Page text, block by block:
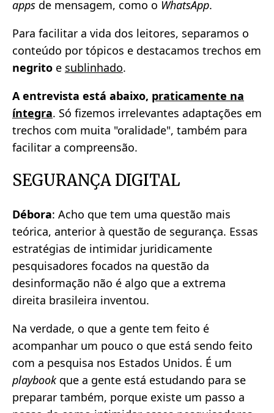
apps de mensagem, como o WhatsApp.
Para facilitar a vida dos leitores, separamos o
conteúdo por tópicos e destacamos trechos em
negrito e sublinhado.
A entrevista está abaixo, praticamente na
íntegra. Só fizemos irrelevantes adaptações em
trechos com muita "oralidade", também para
facilitar a compreensão.
SEGURANÇA DIGITAL
Débora: Acho que tem uma questão mais
teórica, anterior à questão de segurança. Essas
estratégias de intimidar juridicamente
pesquisadores focados na questão da
desinformação não é algo que a extrema
direita brasileira inventou.
Na verdade, o que a gente tem feito é
acompanhar um pouco o que está sendo feito
com a pesquisa nos Estados Unidos. É um
playbookque a gente está estudando para se
preparar também, porque existe um passo a